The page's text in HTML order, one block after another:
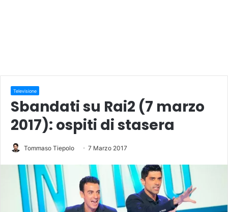
Televisione
Sbandati su Rai2 (7 marzo
2017): ospiti di stasera
Tommaso Tiepolo 7 Marzo 2017